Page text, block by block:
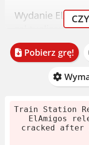
Wydanie
zaktualizowane
archiwum to
spatchowana
Pobierz
Wypakuj
WinRAR.
Zamontuj
Zainstaluj
Pobierz grę!
Train Station
ElAmigos
cracked